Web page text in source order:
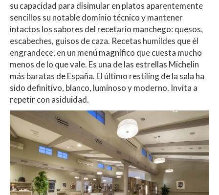
su capacidad para disimular en platos aparentemente
sencillos su notable dominio técnico y mantener
intactos los sabores del recetario manchego: quesos,
escabeches, guisos de caza. Recetas humildes que él
engrandece, en un menú magnífico que cuesta mucho
menos de lo que vale. Es una de las estrellas Michelin
más baratas de España. El último restiling de la sala ha
sido definitivo, blanco, luminoso y moderno. Invita a
repetir con asiduidad.